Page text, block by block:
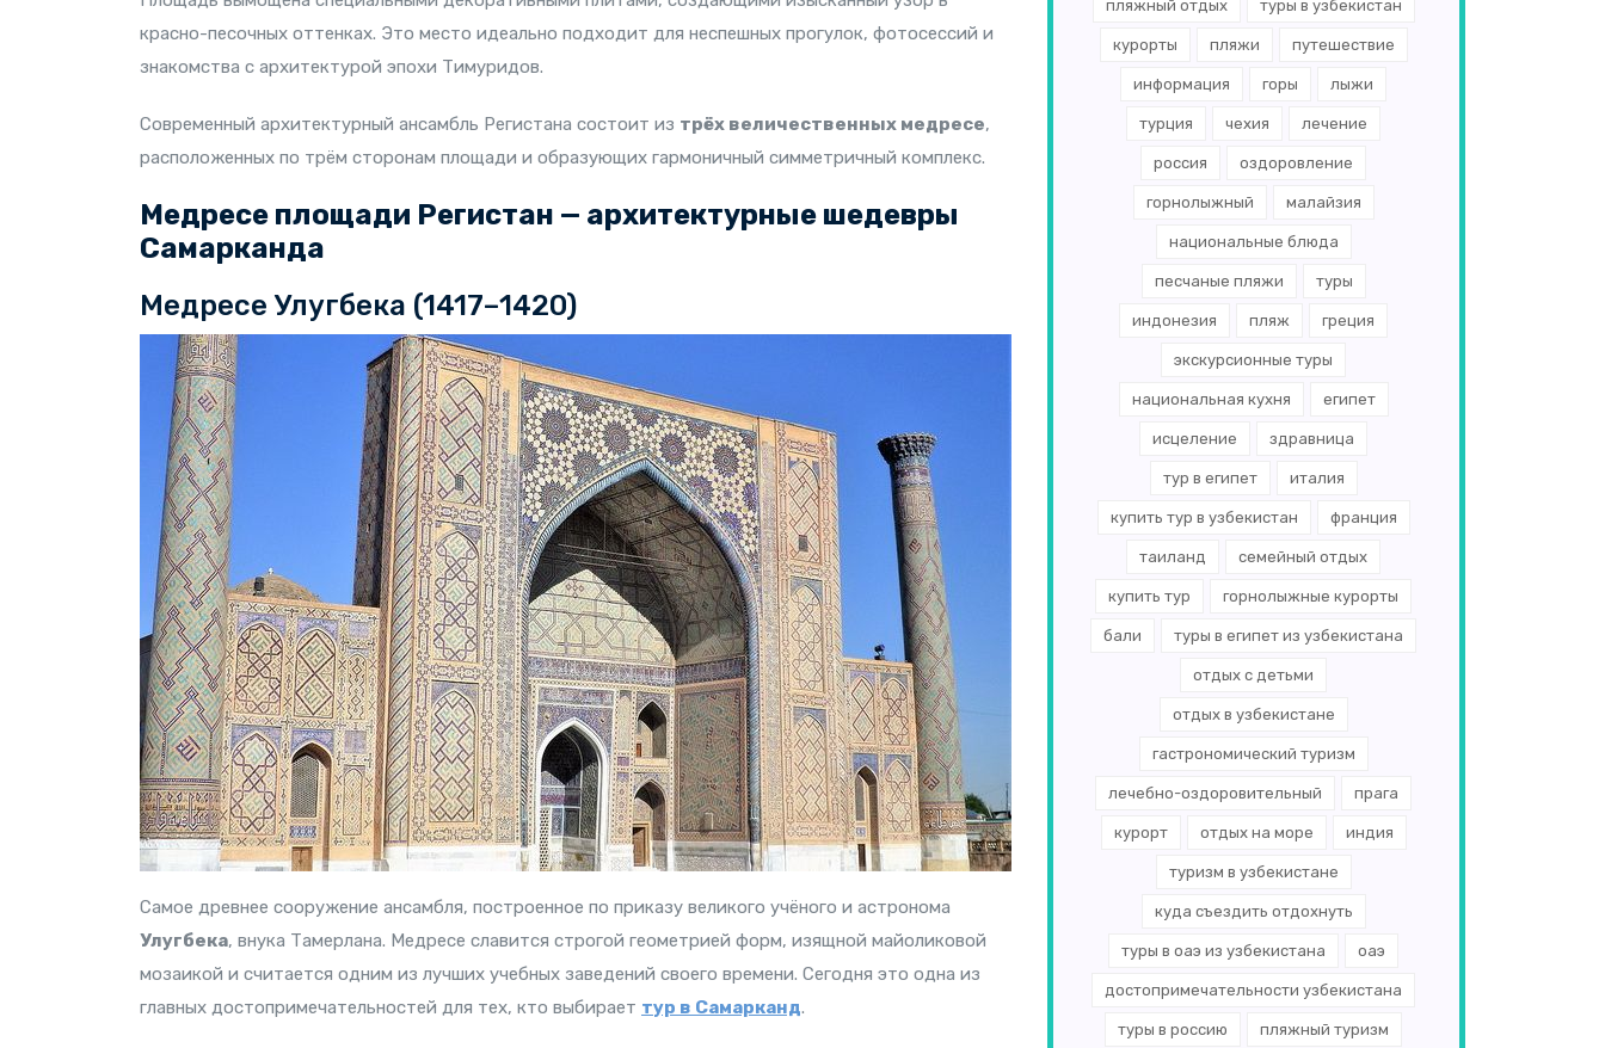
красно-песочных оттенках. Это место идеально подходит для неспешных прогулок, фотосессий и
знакомства с архитектурой эпохи Тимуридов.
Современный архитектурный ансамбль Регистана состоит из трёх величественных медресе,
расположенных по трём сторонам площади и образующих гармоничный симметричный комплекс.
Медресе площади Регистан — архитектурные шедевры
Самарканда
Медресе Улугбека (1417–1420)
Самое древнее сооружение ансамбля, построенное по приказу великого учёного и астронома
Улугбека, внука Тамерлана. Медресе славится строгой геометрией форм, изящной майоликовой
мозаикой и считается одним из лучших учебных заведений своего времени. Сегодня это одна из
главных достопримечательностей для тех, кто выбирает тур в Самарканд.
пляжный отдых туры в узбекистан
курорты пляжи путешествие
информация горы лыжи
турция чехия лечение
россия оздоровление
горнолыжный малайзия
национальные блюда
песчаные пляжи туры
индонезия пляж греция
экскурсионные туры
национальная кухня египет
исцеление здравница
тур в египет италия
купить тур в узбекистан франция
таиланд семейный отдых
купить тур горнолыжные курорты
бали туры в египет из узбекистана
отдых с детьми
отдых в узбекистане
гастрономический туризм
лечебно-оздоровительный прага
курорт отдых на море индия
туризм в узбекистане
куда съездить отдохнуть
туры в оаэ из узбекистана оаэ
достопримечательности узбекистана
туры в россию пляжный туризм